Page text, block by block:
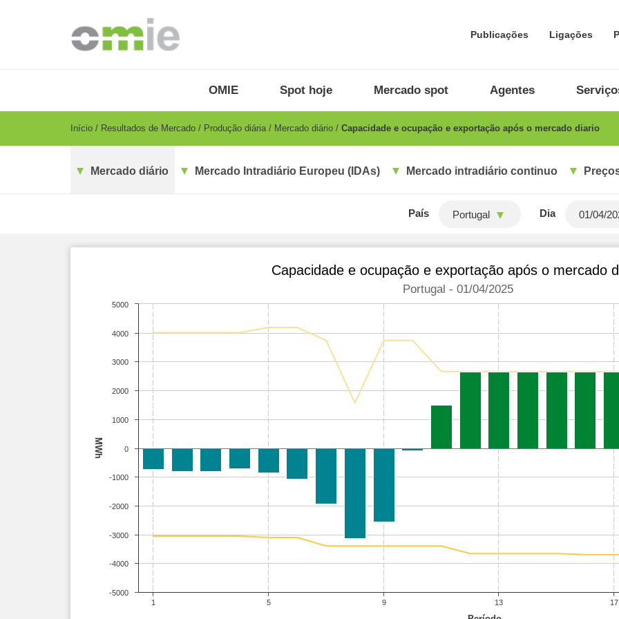
Publicações Ligações
PT
OMIE Spot hoje Mercado spot Agentes
Breadcrumb
Início Resultados de Mercado Produção diária Mercado diário Capacidade e ocupação e exportação após o mercado diario
Mercado diário Mercado Intradiário Europeu (IDAs) Mercado intradiário continuo
País Portugal Dia
MWh
Capacidade e ocupação e exportação após o mercado
Portugal - 01/04/2025
1 5 9 13 17
-5000
-4000
-3000
-2000
-1000
0
1000
2000
3000
4000
5000